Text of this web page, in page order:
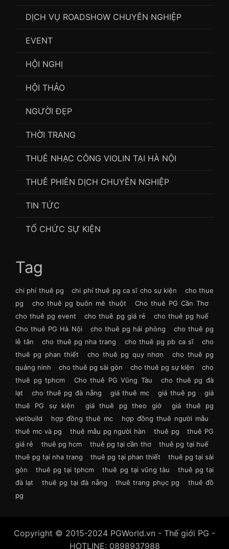
DỊCH VỤ ROADSHOW CHUYÊN NGHIỆP
EVENT
HỘI NGHỊ
HỘI THẢO
NGƯỜI ĐẸP
THỜI TRANG
THUÊ NHẠC CÔNG VIOLIN TẠI HÀ NỘI
THUÊ PHIÊN DỊCH CHUYÊN NGHIỆP
TIN TỨC
TỔ CHỨC SỰ KIỆN
Tag
chi phí thuê pg chi phí thuê pg ca sĩ cho sự kiện
cho thue
pg
cho thuê pg buôn mê thuột
Cho thuê PG Cần Thơ
cho thuê pg event
cho thuê pg giá rẻ
cho thuê pg huế
Cho thuê PG Hà Nội
cho thuê pg hải phòng
cho thuê pg
lễ tân
cho thuê pg nha trang cho thuê pg pb ca sĩ
cho
thuê pg phan thiết
cho thuê pg quy nhơn
cho thuê pg
quảng ninh
cho thuê pg sài gòn cho thuê pg sự kiện
cho
thuê pg tphcm
Cho thuê PG Vũng Tàu
cho thuê pg đà
lạt
cho thuê pg đà nẵng giá thuê mc giá thuê pg
giá
thuê PG sự kiện
giá thuê pg theo giờ
giá thuê pg
vietbuild
hợp đồng thuê mc
hợp đồng thuê người mẫu
thuê mc và pg
thuê mẫu pg người hàn thuê pg
thuê PG
giá rẻ
thuê pg hcm thuê pg tại cần thơ
thuê pg tại huế
thuê pg tại nha trang
thuê pg tại phan thiết
thuê pg tại sài
gòn
thuê pg tại tphcm thuê pg tại vũng tàu
thuê pg tại
đà lạt
thuê pg tại đà nẵng thuê trang phục pg
thuê đồ
pg
Copyright © 2015-2024 PGWorld.vn - Thế giới PG -
HOTLINE: 0898937988